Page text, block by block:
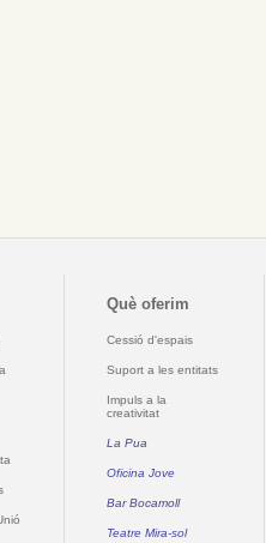
Què oferim
Cessió d'espais
Suport a les entitats
Impuls a la
creativitat
La Pua
Oficina Jove
Bar Bocamoll
Teatre Mira-sol